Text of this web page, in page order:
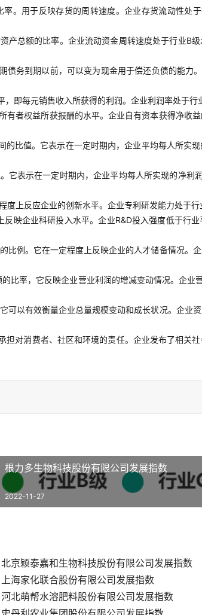
。用于反映存货的周转速度。企业存货流动性处
产总额的比率。企业流动资金周转速度处于行业B
务到期以前，可以变为现金用于偿还负债的能力
即每元销售收入所获得的利润。企业利润率处于行
者权益所获报酬的水平。企业自有资本获得净收
比值。它表示在一定时期内，企业平均每人所实
表示在一定时期内，企业平均每人所实现的净利
上反应企业的创新水平。企业专利研发能力处于行
映企业科研投入水平。企业R&D投入强度低于行
例。它在一定程度上反映企业的人才储备情况。
比率，它反映企业营业利润的增减变动情况。企业
可以有效衡量企业总量规模变动和成长状况。企业
对消费者、社区和环境的责任。企业发布了相关
根力多生物科技股份有限公司发展指数
2022-11-27
北京颖泰嘉和生物科技股份有限公司发展指数
上海家化联合股份有限公司发展指数
河北萌帮水溶肥料股份有限公司发展指数